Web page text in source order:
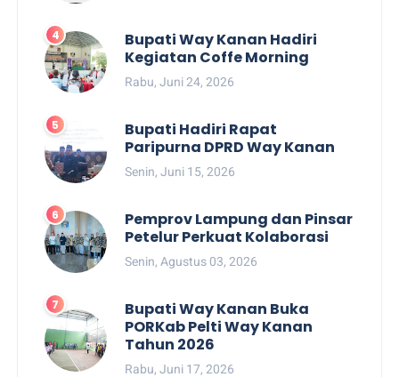
Bupati Way Kanan Hadiri
Kegiatan Coffe Morning
Rabu, Juni 24, 2026
Bupati Hadiri Rapat
Paripurna DPRD Way Kanan
Senin, Juni 15, 2026
Pemprov Lampung dan Pinsar
Petelur Perkuat Kolaborasi
Senin, Agustus 03, 2026
Bupati Way Kanan Buka
PORKab Pelti Way Kanan
Tahun 2026
Rabu, Juni 17, 2026